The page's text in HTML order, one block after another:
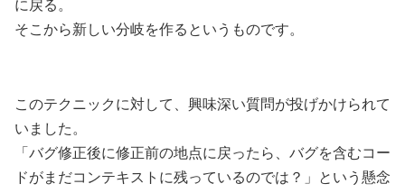
に戻る。
そこから新しい分岐を作るというものです。
このテクニックに対して、興味深い質問が投げかけられて
いました。
「バグ修正後に修正前の地点に戻ったら、バグを含むコー
ドがまだコンテキストに残っているのでは？」という懸念